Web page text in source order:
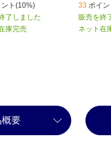
ント(10%)
了しました
庫完売
33 ポイ
販売を終
ネット在
要